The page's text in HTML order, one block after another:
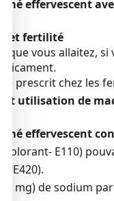
effervescent
et fertilité
que vous allaitez,
prescrit chez les
et utilisation de
effervescent
(colorant- E110)
(E420).
mg) de sodium